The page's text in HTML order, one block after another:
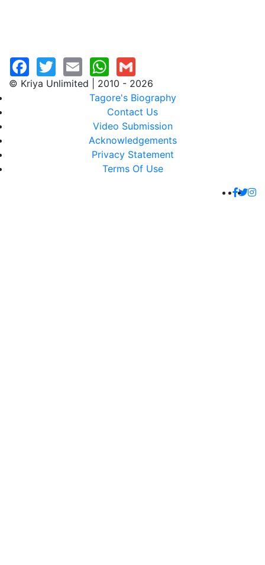
© Kriya Unlimited | 2010 - 2026
Tagore's Biography
Contact Us
Video Submission
Acknowledgements
Privacy Statement
Terms Of Use